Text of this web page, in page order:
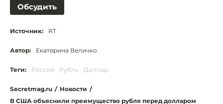
Обсудить
Источник: RT
Автор: Екатерина Величко
Теги: Россия Рубль Доллар
Secretmag.ru / Новости /
В США объяснили преимущество рубля перед долларом